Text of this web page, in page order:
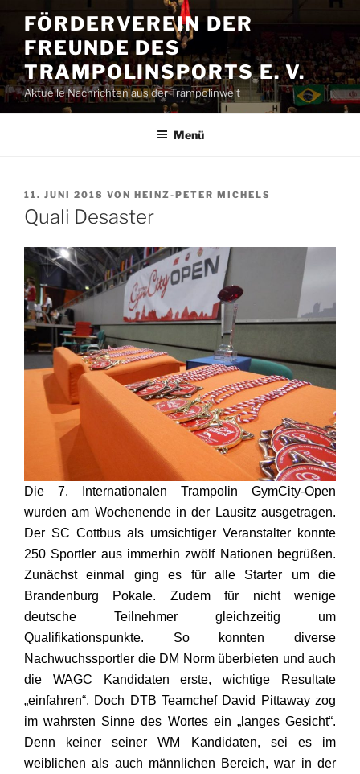
Inhalt
springen
FÖRDERVEREIN DER
FREUNDE DES
TRAMPOLINSPORTS E. V.
Aktuelle Nachrichten aus der Trampolinwelt
Menü
VERÖFFENTLICHT
AM
11. JUNI 2018 VON HEINZ-PETER MICHELS
Quali Desaster
Die 7. Internationalen Trampolin GymCity-Open
wurden am Wochenende in der Lausitz ausgetragen.
Der SC Cottbus als umsichtiger Veranstalter konnte
250 Sportler aus immerhin zwölf Nationen begrüßen.
Zunächst einmal ging es für alle Starter um die
Brandenburg Pokale. Zudem für nicht wenige
deutsche Teilnehmer gleichzeitig um
Qualifikationspunkte. So konnten diverse
Nachwuchssportler die DM Norm überbieten und auch
die WAGC Kandidaten erste, wichtige Resultate
„einfahren“. Doch DTB Teamchef David Pittaway zog
im wahrsten Sinne des Wortes ein „langes Gesicht“.
Denn keiner seiner WM Kandidaten, sei es im
weiblichen als auch männlichen Bereich, war in der